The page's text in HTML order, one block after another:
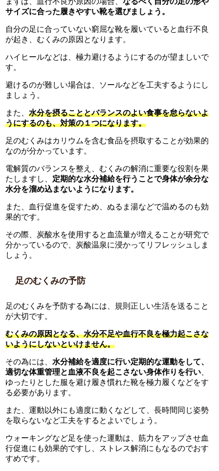
サイズに合った履きやすい靴を選びましょう。
自分の足に合っていない窮屈な靴を履いていると血行不良
が起き、むくみの原因となります。
ハイヒールなどは、極力避けるようにするのが望ましいで
す。
避けるのが難しい場合は、ソールなどを工夫するようにし
ましょう。
また、 水分を摂ることとバランスのよい食事を怠らないよ
うにするのも、対策の１つになります。
足のむくみはカリウムを含む食品を摂取することが効果的
なのが分かっています。
電解質のバランスを整え、むくみの解消に重要な役割を果
たしますし、 定期的な水分補給を行うことで身体が余分な
水分を溜め込まないようになります。
また、血行促進を促すため、ぬるま湯などで温めるのも効
果的です。
その際、炭酸水を使用すると血流量が増えることが研究で
分かっているので、炭酸温泉に浸かってリフレッシュしま
しょう。
足のむくみの予防
足のむくみを予防する為には、規則正しい生活を送ること
が大切です。
むくみの原因となる、水分不足や血行不良を極力起こさな
いようにしないといけません。
その為には、 水分補給を適度に行い定期的な運動をして、
適切な体重管理と血液不良を起こさない身体作りを行い
ゆったりとした服を避け履き慣れた靴を極力履くなどをす
る必要があります。
また、運動以外にも適度に動くなどして、長時間同じ姿勢
を取らないなど工夫をするとよいでしょう。
ウォーキングなど足を使った運動は、筋力をアップさせ血
行促進にも効果的ですし、ストレス解消にもなるのでおす
すめです。